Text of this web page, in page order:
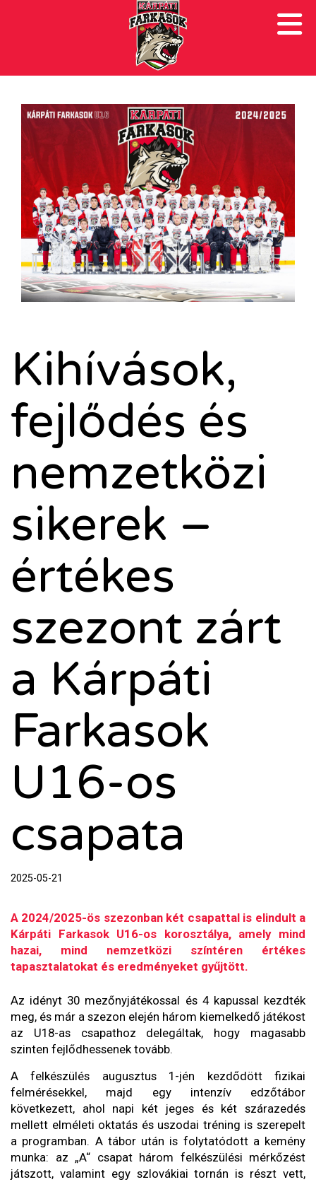
Kihívások,
fejlődés és
nemzetközi
sikerek –
értékes
szezont zárt
a Kárpáti
Farkasok
U16-os
csapata
2025-05-21
A 2024/2025-ös szezonban két csapattal is elindult a
Kárpáti Farkasok U16-os korosztálya, amely mind
hazai, mind nemzetközi színtéren értékes
tapasztalatokat és eredményeket gyűjtött.
Az idényt 30 mezőnyjátékossal és 4 kapussal kezdték
meg, és már a szezon elején három kiemelkedő játékost
az U18-as csapathoz delegáltak, hogy magasabb
szinten fejlődhessenek tovább.
A felkészülés augusztus 1-jén kezdődött fizikai
felmérésekkel, majd egy intenzív edzőtábor
következett, ahol napi két jeges és két szárazedés
mellett elméleti oktatás és uszodai tréning is szerepelt
a programban. A tábor után is folytatódott a kemény
munka: az „A“ csapat három felkészülési mérkőzést
játszott, valamint egy szlovákiai tornán is részt vett,